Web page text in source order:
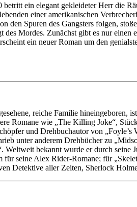
ein elegant gekleideter Herr die
einer amerikanischen
den Spuren des Gangsters folgen,
Mordes. Zunächst gibt es nur
ein neuer Roman um den
reiche Familie hineingeboren,
Romane wie „The Killing Joke“,
und Drehbuchautor von
unter anderem Drehbücher zu
bekannt wurde er durch
seine Alex Rider-Romane; für
Detektive aller Zeiten, Sherlock